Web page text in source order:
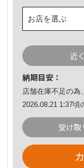
お店を選ぶ
近
納期目安：
店舗在庫不足の為
2026.08.21 1:37頃
受け